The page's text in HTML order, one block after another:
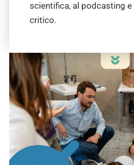
scientifica, al podcasting
critico.